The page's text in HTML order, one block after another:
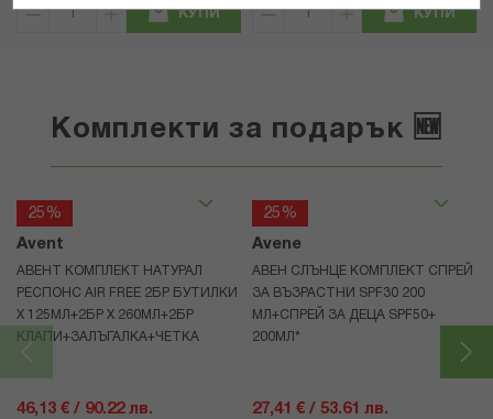
КУПИ КУПИ
Комплекти за подарък 🆕
25%
Avent
АВЕНТ КОМПЛЕКТ НАТУРАЛ
РЕСПОНС AIR FREE 2БР БУТИЛКИ
Х 125МЛ+2БР Х 260МЛ+2БР
КЛАПИ+ЗАЛЪГАЛКА+ЧЕТКА
46,13 € / 90.22 лв.
25%
Avene
АВЕН СЛЪНЦЕ КОМПЛЕКТ СПРЕЙ
ЗА ВЪЗРАСТНИ SPF30 200
МЛ+СПРЕЙ ЗА ДЕЦА SPF50+
200МЛ*
27,41 € / 53.61 лв.